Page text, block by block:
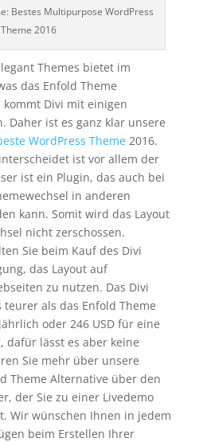
Bestes Multipurpose WordPress
Theme 2016
Themes bietet im
das Enfold Theme
Divi mit einigen
Daher ist es ganz klar unsere
WordPress Theme2016.
ist vor allem der
ist ein Plugin, das auch bei
in anderen
kann. Somit wird das Layout
nicht zerschossen.
Sie beim Kauf des Divi
das Layout auf
zu nutzen. Das Divi
als das Enfold Theme
oder 246 USD für eine
dafür lässt es aber keine
Sie mehr über unsere
Theme Alternative über den
der Sie zu einer Livedemo
Wir wünschen Ihnen in jedem
beim Erstellen Ihrer